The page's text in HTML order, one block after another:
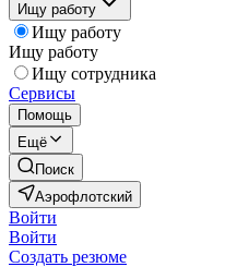
Ищу работу
Ищу работу
Ищу работу
Ищу сотрудника
Сервисы
Помощь
Ещё
Поиск
Аэрофлотский
Войти
Войти
Создать резюме